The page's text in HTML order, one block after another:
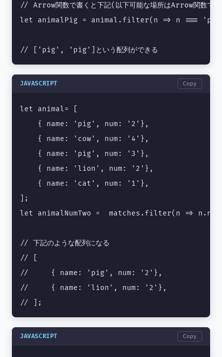
// Arrow関数で書くと下記(以下可能な場所はArrow関数で)
let animalPig = animal.filter(n => n ===
// ['pig', 'pig']という配列ができる
JAVASCRIPT Copy
let animal= [
    { name: 'pig', num: '2'},
    { name: 'cow', num: '4'},
    { name: 'pig', num: '3'},
    { name: 'lion', num: '2'},
    { name: 'cat', num: '1'},
];
let animalNumTwo =  matches.filter(n =>
// 下記のような配列になる
// [
//     { name: 'pig', num: '2'},
//     { name: 'lion', num: '2'},
// ];
JAVASCRIPT Copy